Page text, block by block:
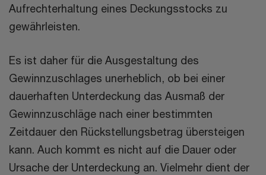
Aufrechterhaltung eines Deckungsstocks zu
gewährleisten.
Es ist daher für die Ausgestaltung des
Gewinnzuschlages unerheblich, ob bei einer
dauerhaften Unterdeckung das Ausmaß der
Gewinnzuschläge nach einer bestimmten
Zeitdauer den Rückstellungsbetrag übersteigen
kann. Auch kommt es nicht auf die Dauer oder
Ursache der Unterdeckung an. Vielmehr dient der